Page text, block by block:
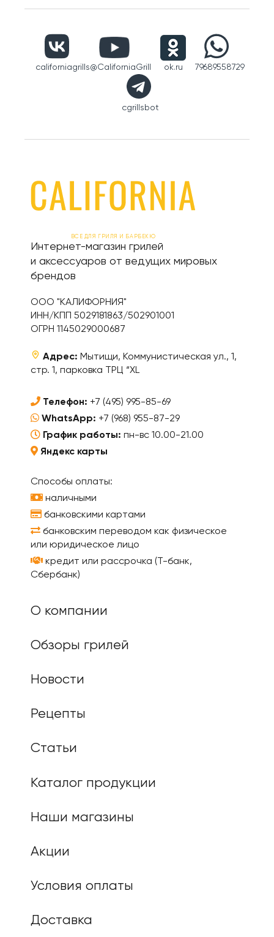
californiagrills@CaliforniaGrill ok.ru 79689558729
cgrillsbot
ВСЕ ДЛЯ ГРИЛЯ И БАРБЕКЮ
Интернет-магазин грилей
и аксессуаров от ведущих мировых
брендов
ООО "КАЛИФОРНИЯ"
ИНН/КПП 5029181863/502901001
ОГРН 1145029000687
Адрес: Мытищи, Коммунистическая ул., 1,
стр. 1, парковка ТРЦ “XL
Телефон: +7 (495) 995-85-69
WhatsApp: +7 (968) 955-87-29
График работы: пн-вс 10.00-21.00
Яндекс карты
Способы оплаты:
наличными
банковскими картами
банковским переводом как физическое
или юридическое лицо
кредит или рассрочка (Т-банк,
Сбербанк)
О компании
Обзоры грилей
Новости
Рецепты
Статьи
Каталог продукции
Наши магазины
Акции
Условия оплаты
Доставка